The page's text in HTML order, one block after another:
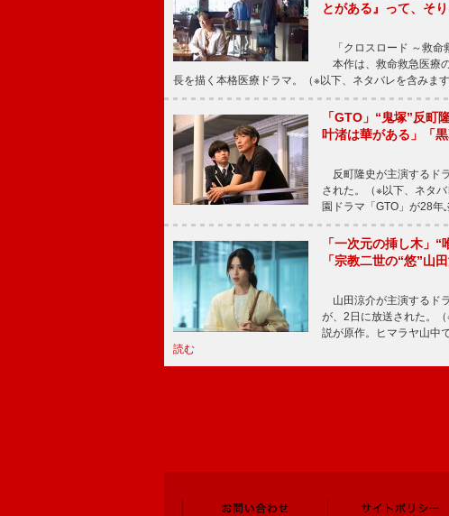
とがある』って、そ
「クロスロード ～救命
本作は、救命救急医療
長を描く本格医療ドラマ。（※以下、ネタバレを含み
「GTO」“鬼塚”反町
叶渚は華がある」「
反町隆史が主演するド
された。（※以下、ネタ
園ドラマ「GTO」が28
「一次元の挿し木」
「宗教二世の“悠”山
山田涼介が主演するド
が、2日に放送された。
説が原作。ヒマラヤ山中
読む